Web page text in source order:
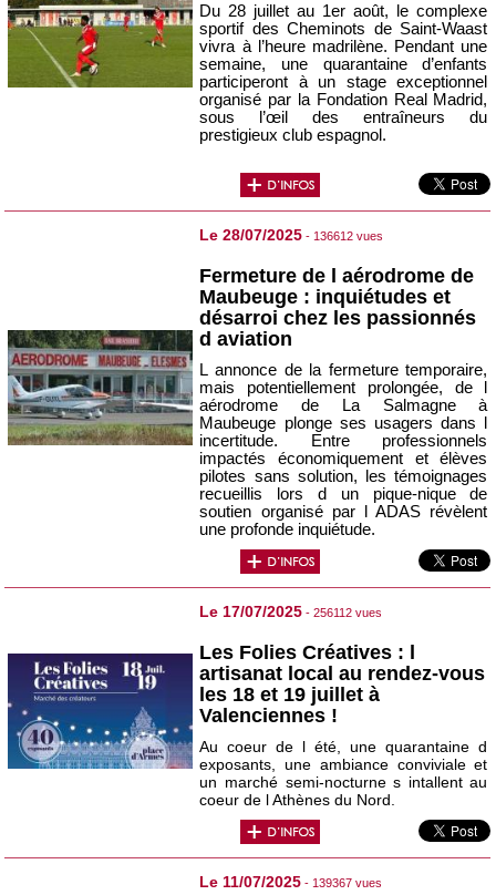
Du 28 juillet au 1er août, le complexe
sportif des Cheminots de Saint-Waast
vivra à l’heure madrilène. Pendant une
semaine, une quarantaine d’enfants
participeront à un stage exceptionnel
organisé par la Fondation Real Madrid,
sous l’œil des entraîneurs du
prestigieux club espagnol.
Le 28/07/2025 - 136612 vues
Fermeture de l aérodrome de
Maubeuge : inquiétudes et
désarroi chez les passionnés
d aviation
L annonce de la fermeture temporaire,
mais potentiellement prolongée, de l
aérodrome de La Salmagne à
Maubeuge plonge ses usagers dans l
incertitude. Entre professionnels
impactés économiquement et élèves
pilotes sans solution, les témoignages
recueillis lors d un pique-nique de
soutien organisé par l ADAS révèlent
une profonde inquiétude.
Le 17/07/2025 - 256112 vues
Les Folies Créatives : l
artisanat local au rendez-vous
les 18 et 19 juillet à
Valenciennes !
Au coeur de l été, une quarantaine d
exposants, une ambiance conviviale et
un marché semi-nocturne s intallent au
coeur de l Athènes du Nord.
Le 11/07/2025 - 139367 vues